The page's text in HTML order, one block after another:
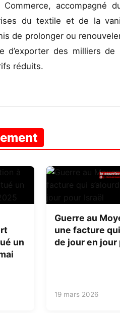
Commerce,
du textile et de la
de prolonger ou
d’exporter des milliers
réduits.
un
Guerre au
une facture
de jour en jour
19 mars 2026